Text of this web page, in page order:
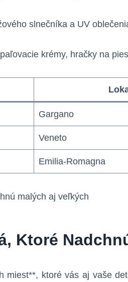
slnečníka a UV
krémy, hračky na
Gargano
Veneto
Emilia-Romagna
Ktoré
miest**, ktoré vás aj vaše